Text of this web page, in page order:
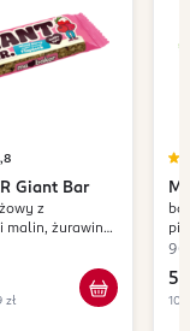
Giant Bar
z
malin, żurawiną
w polewie
zł
90
5